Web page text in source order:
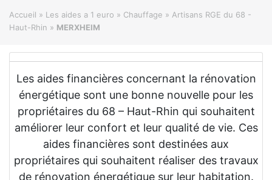
Accueil » Les aides a 1 euro » Chauffage » Artisans RGE du 68 -
Haut-Rhin » MERXHEIM
Les aides financières concernant la rénovation
énergétique sont une bonne nouvelle pour les
propriétaires du 68 – Haut-Rhin qui souhaitent
améliorer leur confort et leur qualité de vie. Ces
aides financières sont destinées aux
propriétaires qui souhaitent réaliser des travaux
de rénovation énergétique sur leur habitation.